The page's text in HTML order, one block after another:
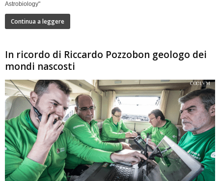
Astrobiology"
Continua a leggere
In ricordo di Riccardo Pozzobon geologo dei
mondi nascosti